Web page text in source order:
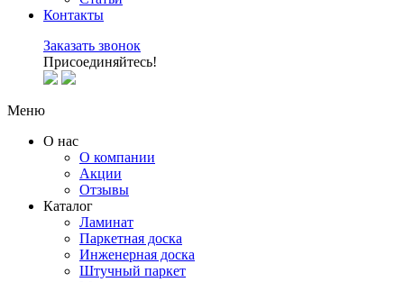
Контакты
Заказать звонок
Присоединяйтесь!
Меню
О нас
О компании
Акции
Отзывы
Каталог
Ламинат
Паркетная доска
Инженерная доска
Штучный паркет